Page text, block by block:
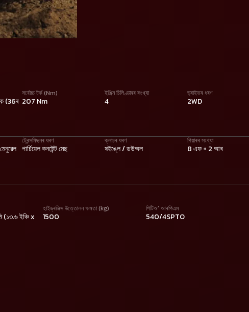
(36ৰ
সৰ্বোচ্চ টৰ্ক (Nm)
207 Nm
ইঞ্জিন চিলিণ্ডাৰৰ সংখ্যা
4
ড্ৰাইভৰ ধৰণ
2WD
ট্ৰেন্সমিছনৰ ধৰণ
পাৰ্চিয়েল কনষ্টেন্ট মেছ
ক্লাচৰ ধৰণ
ষইঙ্লে / ডউঅল
গিয়াৰৰ সংখ্যা
8 এফ + 2 আৰ
(১৩.৬ ইঞ্চি x
হাইড্ৰলিক্স উত্তোলন ক্ষমতা (kg)
1500
পিটিঅ’ আৰপিএম
540/4SPTO